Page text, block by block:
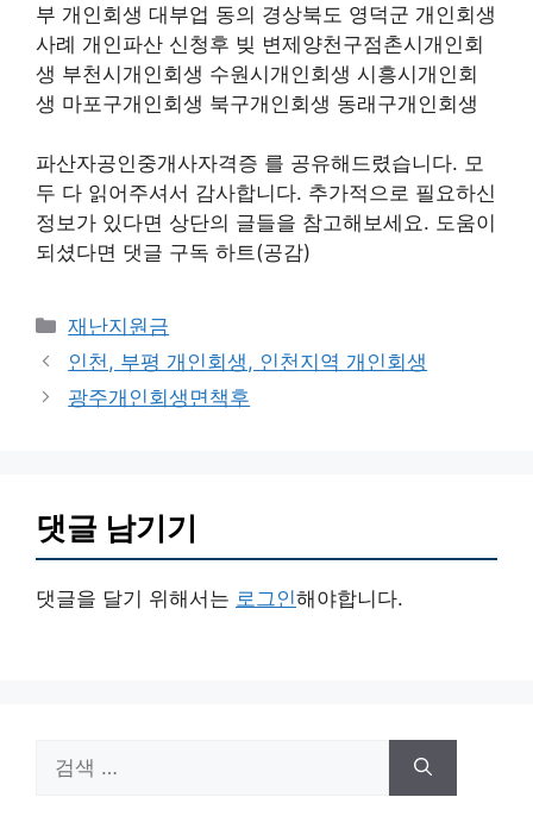
부 개인회생 대부업 동의 경상북도 영덕군 개인회생
사례 개인파산 신청후 빚 변제양천구점촌시개인회
생 부천시개인회생 수원시개인회생 시흥시개인회
생 마포구개인회생 북구개인회생 동래구개인회생
파산자공인중개사자격증 를 공유해드렸습니다. 모
두 다 읽어주셔서 감사합니다. 추가적으로 필요하신
정보가 있다면 상단의 글들을 참고해보세요. 도움이
되셨다면 댓글 구독 하트(공감)
카
테
리
재난지원금
인천, 부평 개인회생, 인천지역 개인회생
광주개인회생면책후
댓글 남기기
댓글을 달기 위해서는 로그인해야합니다.
색: